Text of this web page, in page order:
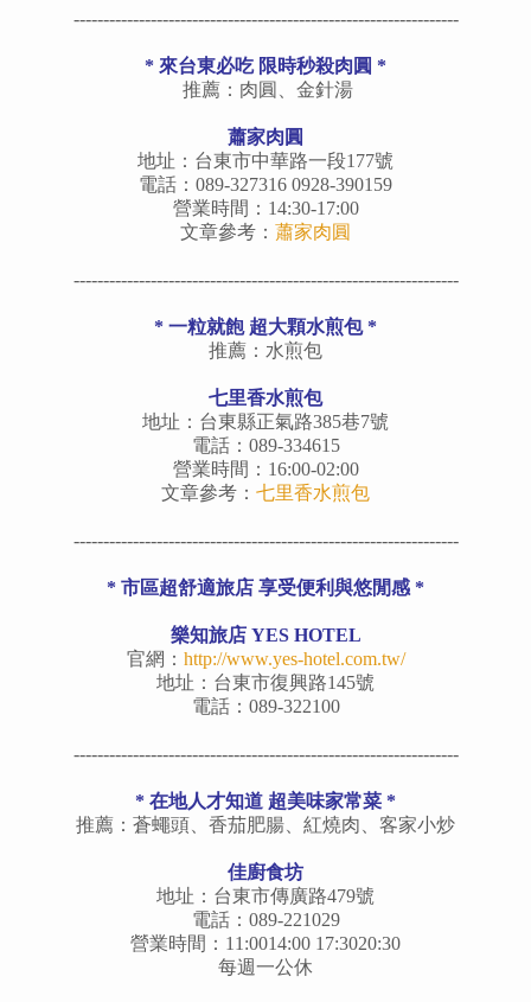
-----------------------------------------------------------------
* 來台東必吃 限時秒殺肉圓 *
推薦：肉圓、金針湯
蕭家肉圓
地址：台東市中華路一段177號
電話：089-327316 0928-390159
營業時間：14:30-17:00
文章參考： 蕭家肉圓
-----------------------------------------------------------------
* 一粒就飽 超大顆水煎包*
推薦：水煎包
七里香水煎包
地址：台東縣正氣路385巷7號
電話：089-334615
營業時間：16:00-02:00
文章參考： 七里香水煎包
-----------------------------------------------------------------
* 市區超舒適旅店 享受便利與悠閒感 *
樂知旅店 YES HOTEL
官網： http://www.yes-hotel.com.tw/
地址：台東市復興路145號
電話：089-322100
-----------------------------------------------------------------
* 在地人才知道 超美味家常菜 *
推薦：蒼蠅頭、香茄肥腸、紅燒肉、客家小炒
佳廚食坊
地址：台東市傳廣路479號
電話：089-221029
營業時間：11:0014:00 17:3020:30
每週一公休